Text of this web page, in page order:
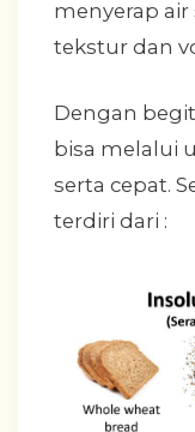
menyerap
tekstur dan
Dengan
bisa melalui
serta cepat.
terdiri dari :